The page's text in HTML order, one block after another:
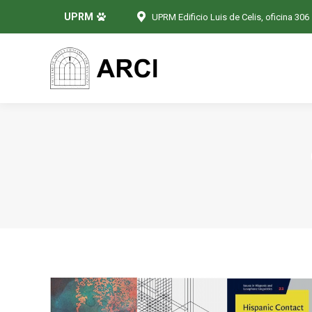
UPRM UPRM Edificio Luis de Celis, oficina 306